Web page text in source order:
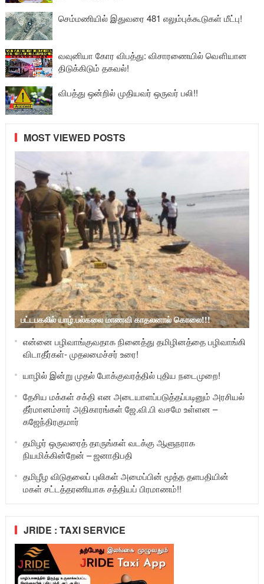
செம்மணியில் இதுவரை 481 எலும்புக்கூடுகள் மீட்பு!
வவுனியா கோர விபத்து: விசாரணையில் வௌியான
திடுக்கிடும் தகவல்!
விபத்து ஒன்றில் முதியவர் ஒருவர் பலி!!
MOST VIEWED POSTS
பட்டபகலில் யாழ்.பல்கலை மாணவி காதலனால் கொலை!!!
என்னை பழிவாங்குவதாக நினைத்து தமிழினத்தை பழிவாங்கி
விடாதீர்கள்- முதலமைச்சர் உரை!
யாழில் இன்று முதல் போக்குவரத்தில் புதிய நடைமுறை!
தேசிய மக்கள் சக்தி என அடையாளப்படுத்தப்படினும் அரசியல்
தீர்மானம்சார் அதிகாரங்கள் ஜே.வி.பி வசமே உள்ளன –
கஜேந்திரகுமார்
தமிழர் ஒருவரைத் தாருங்கள் வடக்கு ஆளுநராக
நியமிக்கின்றேன் – ஜனாதிபதி
தமிழீழ விடுதலைப் புலிகள் அமைப்பின் மூத்த தளபதியின்
மகள் சட்டத்தரணியாக சத்தியப் பிரமாணம்!!
JRIDE : TAXI SERVICE